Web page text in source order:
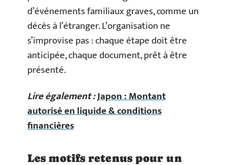
d’événements familiaux graves, comme un
décès à l’étranger. L’organisation ne
s’improvise pas : chaque étape doit être
anticipée, chaque document, prêt à être
présenté.
Lire également :Japon : Montant
autorisé en liquide & conditions
financières
Les motifs retenus pour un